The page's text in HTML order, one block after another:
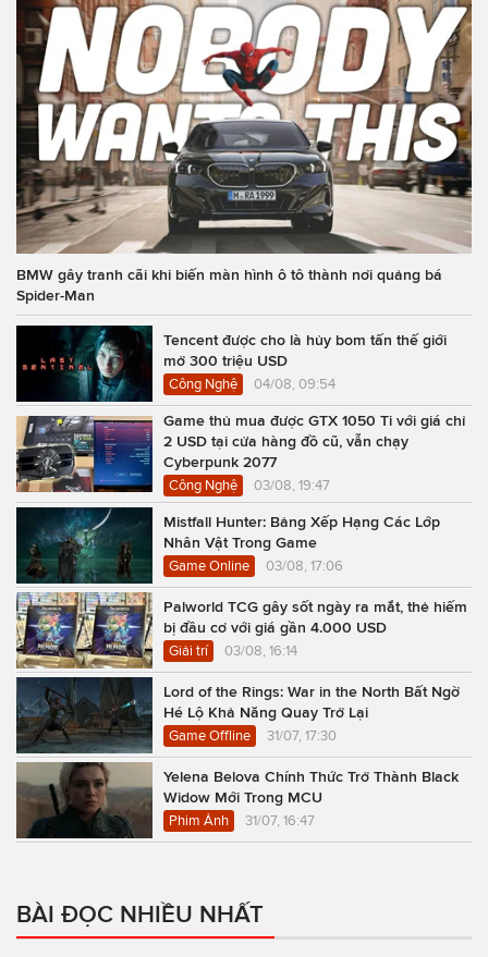
BMW gây tranh cãi khi biến màn hình ô tô thành nơi quảng bá
Spider-Man
Tencent được cho là hủy bom tấn thế giới
mở 300 triệu USD
Công Nghệ 04/08, 09:54
Game thủ mua được GTX 1050 Ti với giá chỉ
2 USD tại cửa hàng đồ cũ, vẫn chạy
Cyberpunk 2077
Công Nghệ 03/08, 19:47
Mistfall Hunter: Bảng Xếp Hạng Các Lớp
Nhân Vật Trong Game
Game Online 03/08, 17:06
Palworld TCG gây sốt ngày ra mắt, thẻ hiếm
bị đầu cơ với giá gần 4.000 USD
Giải trí 03/08, 16:14
Lord of the Rings: War in the North Bất Ngờ
Hé Lộ Khả Năng Quay Trở Lại
Game Offline 31/07, 17:30
Yelena Belova Chính Thức Trở Thành Black
Widow Mới Trong MCU
Phim Ảnh 31/07, 16:47
BÀI ĐỌC NHIỀU NHẤT